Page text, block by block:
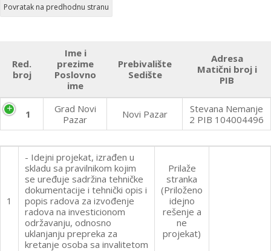
Red.
broj
Ime i
prezime
Poslovno
ime
Prebivalište
Sedište
Adresa
Matični broj i
PIB
1
Grad Novi
Pazar
Novi Pazar
Stevana Nemanje
2 PIB 104004496
1
- Idejni projekat, izrađen u
skladu sa pravilnikom kojim
se uređuje sadržina tehničke
dokumentacije i tehnički opis i
popis radova za izvođenje
radova na investicionom
održavanju, odnosno
uklanjanju prepreka za
kretanje osoba sa invalitetom
Prilaže
stranka
(Priloženo
idejno
rešenje a
ne
projekat)